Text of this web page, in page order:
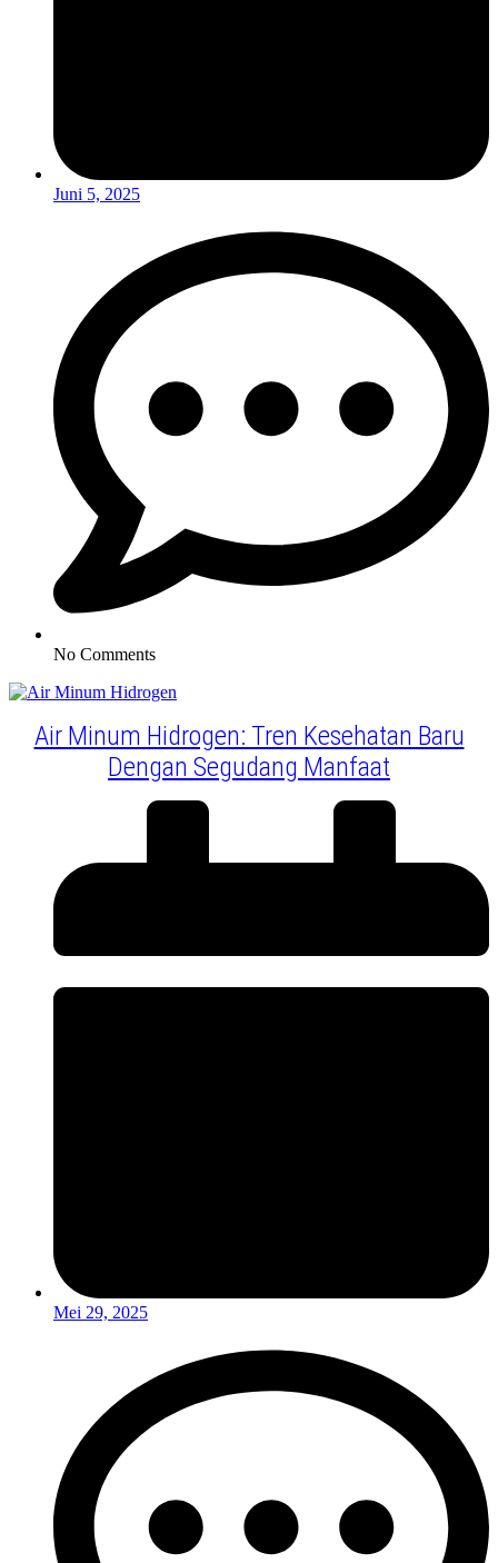
Juni 5, 2025
No Comments
Air Minum Hidrogen: Tren Kesehatan Baru
Dengan Segudang Manfaat
Mei 29, 2025